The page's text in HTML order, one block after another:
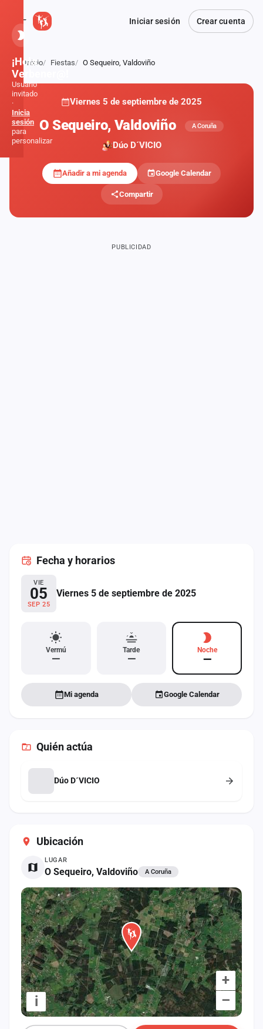
Iniciar sesión Crear cuenta
Atrás
Inicio Fiestas O Sequeiro, Valdoviño
Viernes 5 de septiembre de 2025
O Sequeiro, Valdoviño A Coruña
Dúo D´VICIO
Añadir a mi agenda Google Calendar
Compartir
Ubicación
LUGAR
O Sequeiro, Valdoviño A Coruña
+
–
i
PUBLICIDAD
Fecha y horarios
VIE
05
SEP 25
Viernes 5 de septiembre de 2025
Vermú
—
Tarde
—
Noche
—
Mi agenda Google Calendar
Quién actúa
Dúo D´VICIO
¡Hola,
Verbener@!
Usuario
invitado
·
Inicia
sesión
para
personalizar
Administración
Contacto